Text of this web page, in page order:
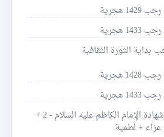
بداية الثورة الثقافية
كلمة - شهادة الإمام الكاظم عليه السلام - 2 +
+ لطمية